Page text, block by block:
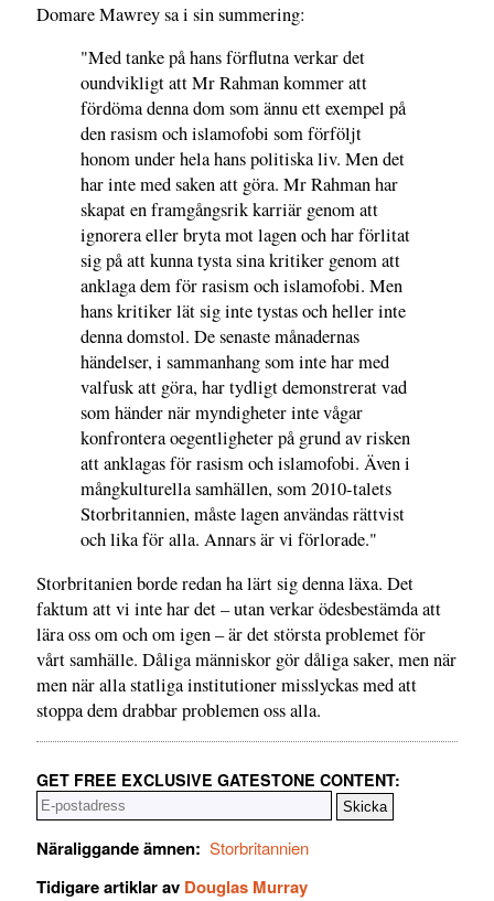
Domare Mawrey sa i sin summering:
"Med tanke på hans förflutna verkar det
oundvikligt att Mr Rahman kommer att
fördöma denna dom som ännu ett exempel på
den rasism och islamofobi som förföljt
honom under hela hans politiska liv. Men det
har inte med saken att göra. Mr Rahman har
skapat en framgångsrik karriär genom att
ignorera eller bryta mot lagen och har förlitat
sig på att kunna tysta sina kritiker genom att
anklaga dem för rasism och islamofobi. Men
hans kritiker lät sig inte tystas och heller inte
denna domstol. De senaste månadernas
händelser, i sammanhang som inte har med
valfusk att göra, har tydligt demonstrerat vad
som händer när myndigheter inte vågar
konfrontera oegentligheter på grund av risken
att anklagas för rasism och islamofobi. Även i
mångkulturella samhällen, som 2010-talets
Storbritannien, måste lagen användas rättvist
och lika för alla. Annars är vi förlorade."
Storbritanien borde redan ha lärt sig denna läxa. Det
faktum att vi inte har det – utan verkar ödesbestämda att
lära oss om och om igen – är det största problemet för
vårt samhälle. Dåliga människor gör dåliga saker, men när
men när alla statliga institutioner misslyckas med att
stoppa dem drabbar problemen oss alla.
GET FREE EXCLUSIVE GATESTONE CONTENT:
Näraliggande ämnen: Storbritannien
Tidigare artiklar av Douglas Murray